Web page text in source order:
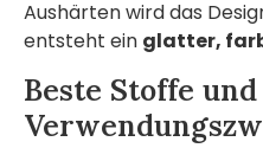
Aushärten wird das
entsteht ein glatter,
Beste Stoffe